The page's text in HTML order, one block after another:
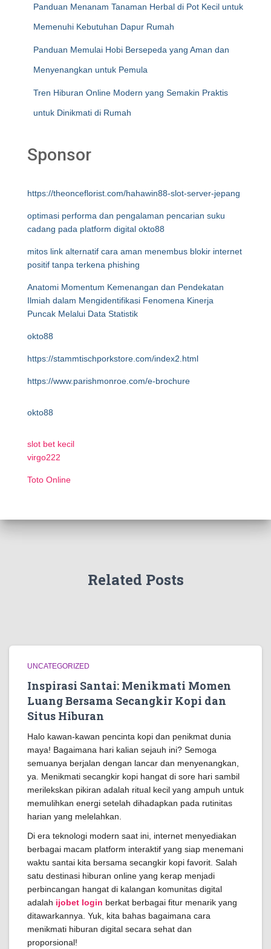
Panduan Menanam Tanaman Herbal di Pot Kecil untuk
Memenuhi Kebutuhan Dapur Rumah
Panduan Memulai Hobi Bersepeda yang Aman dan
Menyenangkan untuk Pemula
Tren Hiburan Online Modern yang Semakin Praktis
untuk Dinikmati di Rumah
Sponsor
https://theonceflorist.com/hahawin88-slot-server-jepang
optimasi performa dan pengalaman pencarian suku
cadang pada platform digital okto88
mitos link alternatif cara aman menembus blokir internet
positif tanpa terkena phishing
Anatomi Momentum Kemenangan dan Pendekatan
Ilmiah dalam Mengidentifikasi Fenomena Kinerja
Puncak Melalui Data Statistik
okto88
https://stammtischporkstore.com/index2.html
https://www.parishmonroe.com/e-brochure
okto88
slot bet kecil
virgo222
Toto Online
Related Posts
UNCATEGORIZED
Inspirasi Santai: Menikmati Momen
Luang Bersama Secangkir Kopi dan
Situs Hiburan
Halo kawan-kawan pencinta kopi dan penikmat dunia
maya! Bagaimana hari kalian sejauh ini? Semoga
semuanya berjalan dengan lancar dan menyenangkan,
ya. Menikmati secangkir kopi hangat di sore hari sambil
merilekskan pikiran adalah ritual kecil yang ampuh untuk
memulihkan energi setelah dihadapkan pada rutinitas
harian yang melelahkan.
Di era teknologi modern saat ini, internet menyediakan
berbagai macam platform interaktif yang siap menemani
waktu santai kita bersama secangkir kopi favorit. Salah
satu destinasi hiburan online yang kerap menjadi
perbincangan hangat di kalangan komunitas digital
adalah ijobet login berkat berbagai fitur menarik yang
ditawarkannya. Yuk, kita bahas bagaimana cara
menikmati hiburan digital secara sehat dan
proporsional!